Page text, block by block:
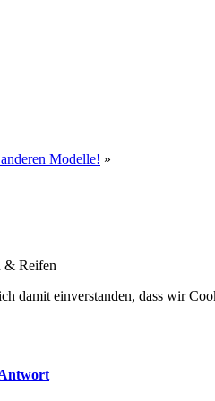
Modelle! »
& Reifen
damit einverstanden, dass wir